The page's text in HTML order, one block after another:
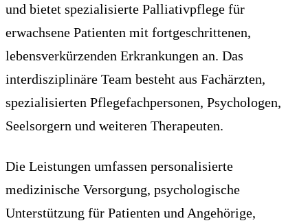
und bietet spezialisierte Palliativpflege für
erwachsene Patienten mit fortgeschrittenen,
lebensverkürzenden Erkrankungen an. Das
interdisziplinäre Team besteht aus Fachärzten,
spezialisierten Pflegefachpersonen, Psychologen,
Seelsorgern und weiteren Therapeuten.
Die Leistungen umfassen personalisierte
medizinische Versorgung, psychologische
Unterstützung für Patienten und Angehörige,